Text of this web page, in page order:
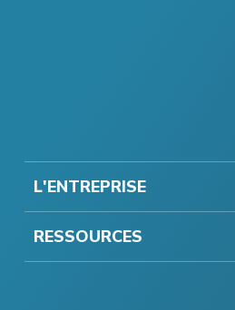
L'ENTREPRISE
RESSOURCES